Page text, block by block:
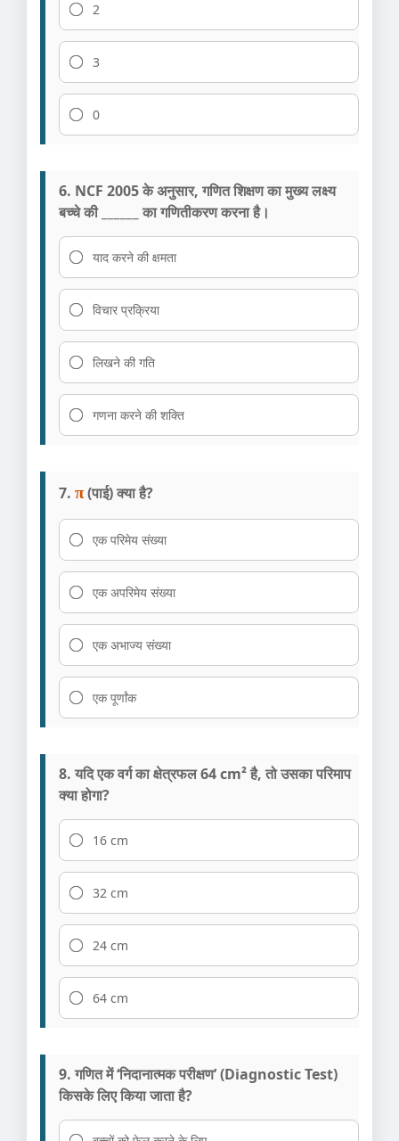
2
3
0
6. NCF 2005 के अनुसार, गणित शिक्षण का मुख्य लक्ष्य
बच्चे की ______ का गणितीकरण करना है।
याद करने की क्षमता
विचार प्रक्रिया
लिखने की गति
गणना करने की शक्ति
7. π(पाई) क्या है?
एक परिमेय संख्या
एक अपरिमेय संख्या
एक अभाज्य संख्या
एक पूर्णांक
8. यदि एक वर्ग का क्षेत्रफल 64 cm² है, तो उसका परिमाप
क्या होगा?
16 cm
32 cm
24 cm
64 cm
9. गणित में ‘निदानात्मक परीक्षण’ (Diagnostic Test)
किसके लिए किया जाता है?